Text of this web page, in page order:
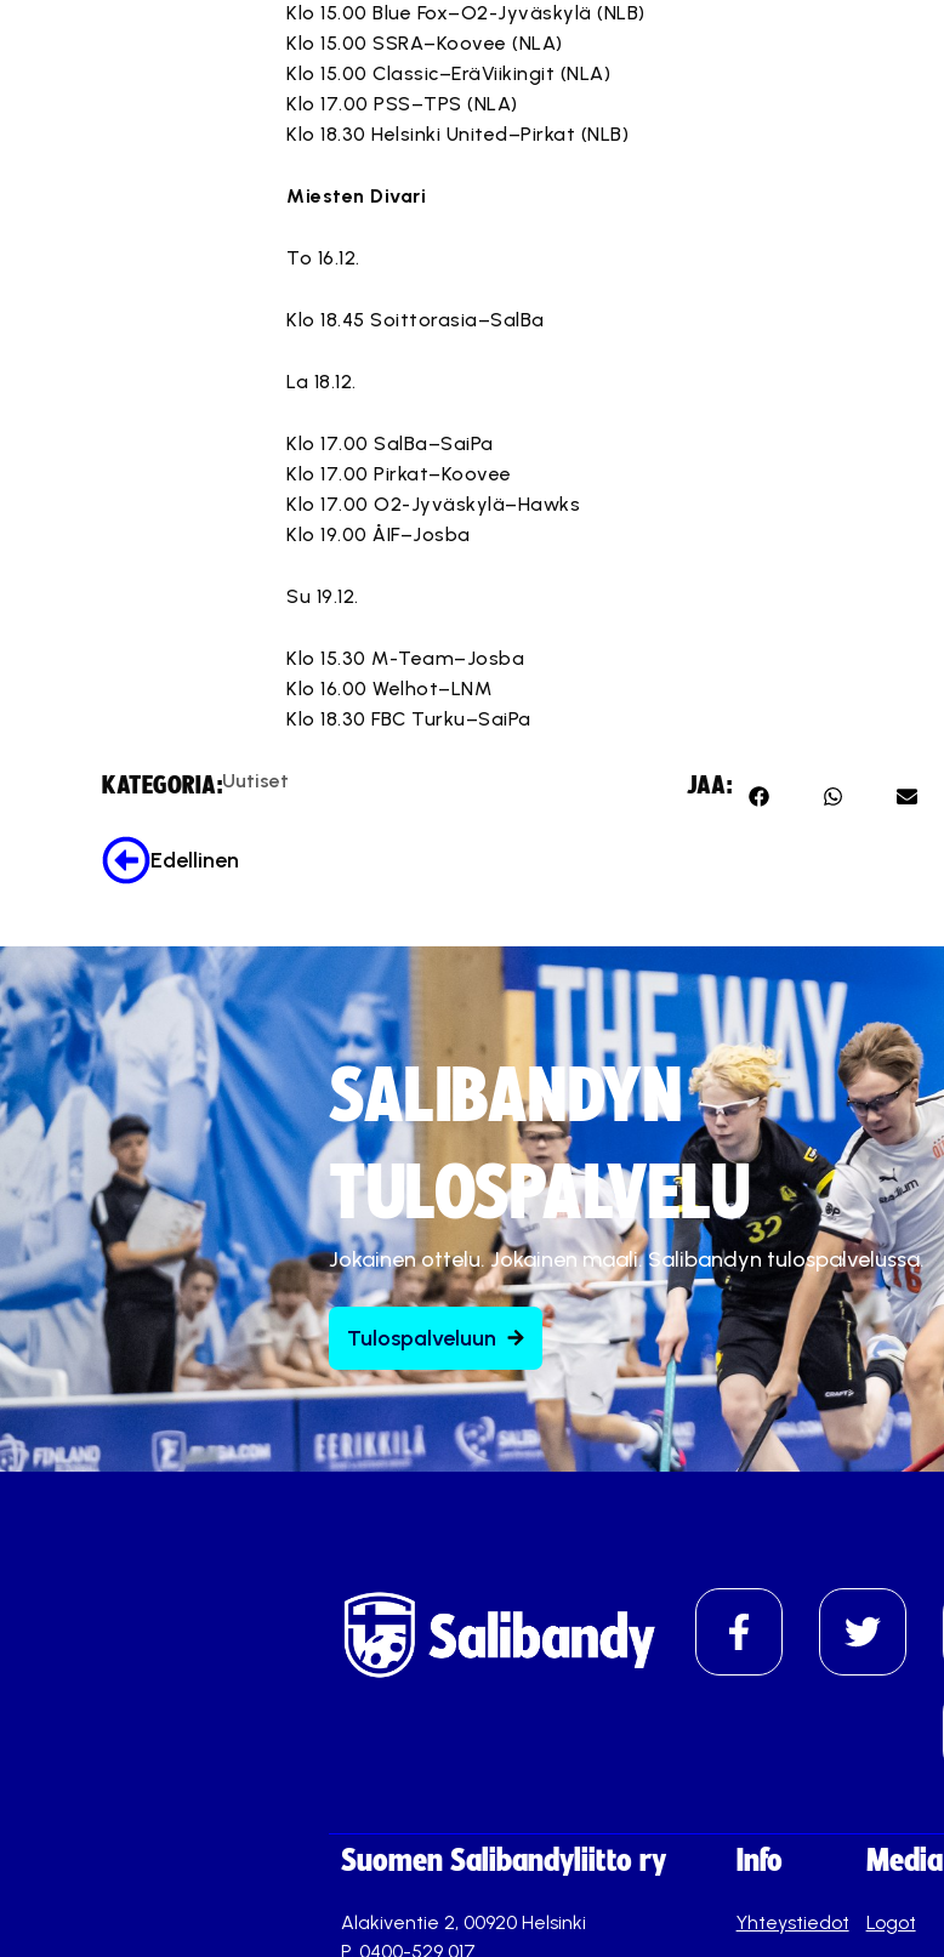
Klo 15.00 Blue Fox–O2-Jyväskylä (NLB)
Klo 15.00 SSRA–Koovee (NLA)
Klo 15.00 Classic–EräViikingit (NLA)
Klo 17.00 PSS–TPS (NLA)
Klo 18.30 Helsinki United–Pirkat (NLB)
Miesten Divari
To 16.12.
Klo 18.45 Soittorasia–SalBa
La 18.12.
Klo 17.00 SalBa–SaiPa
Klo 17.00 Pirkat–Koovee
Klo 17.00 O2-Jyväskylä–Hawks
Klo 19.00 ÅIF–Josba
Su 19.12.
Klo 15.30 M-Team–Josba
Klo 16.00 Welhot–LNM
Klo 18.30 FBC Turku–SaiPa
KATEGORIA:Uutiset JAA:
Edellinen
SALIBANDYN
TULOSPALVELU
Jokainen ottelu. Jokainen maali. Salibandyn tulospalvelussa.
Tulospalveluun
Suomen Salibandyliitto ry
Alakiventie 2, 00920 Helsinki
P. 0400-529 017
Info
Yhteystiedot
Media
Logot